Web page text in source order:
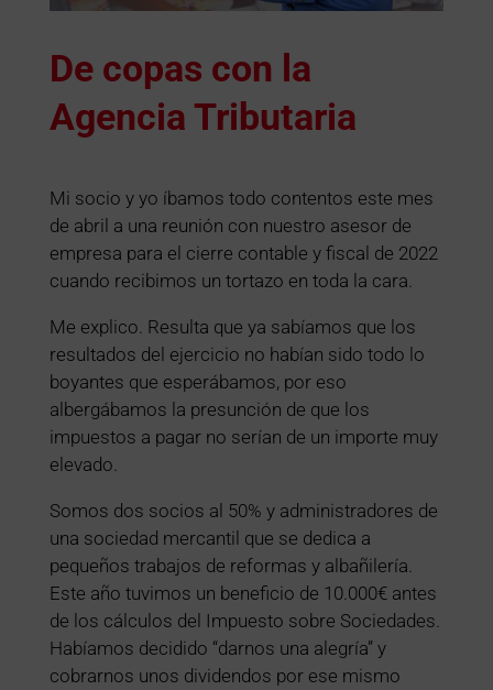
De copas con la
Agencia Tributaria
Mi socio y yo íbamos todo contentos este mes
de abril a una reunión con nuestro asesor de
empresa para el cierre contable y fiscal de 2022
cuando recibimos un tortazo en toda la cara.
Me explico. Resulta que ya sabíamos que los
resultados del ejercicio no habían sido todo lo
boyantes que esperábamos, por eso
albergábamos la presunción de que los
impuestos a pagar no serían de un importe muy
elevado.
Somos dos socios al 50% y administradores de
una sociedad mercantil que se dedica a
pequeños trabajos de reformas y albañilería.
Este año tuvimos un beneficio de 10.000€ antes
de los cálculos del Impuesto sobre Sociedades.
Habíamos decidido “darnos una alegría” y
cobrarnos unos dividendos por ese mismo